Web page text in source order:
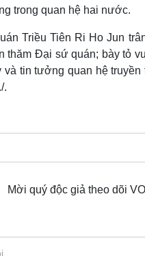
trong quan hệ hai nước.
Triều Tiên Ri Ho Jun
thăm Đại sứ quán; bày tỏ
tin tưởng quan hệ
.
Mời quý độc giả theo dõi